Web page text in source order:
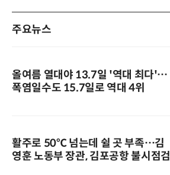
주요뉴스
올여름 열대야 13.7일 '역대 최다'…
폭염일수도 15.7일로 역대 4위
활주로 50℃ 넘는데 쉴 곳 부족…김
영훈 노동부 장관, 김포공항 불시점검